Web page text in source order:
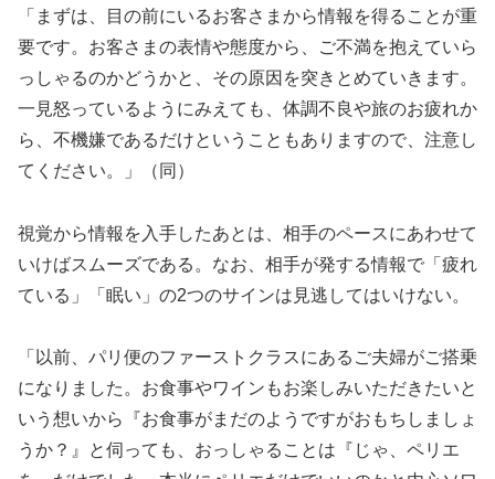
「まずは、目の前にいるお客さまから情報を得ることが重
要です。お客さまの表情や態度から、ご不満を抱えていら
っしゃるのかどうかと、その原因を突きとめていきます。
一見怒っているようにみえても、体調不良や旅のお疲れか
ら、不機嫌であるだけということもありますので、注意し
てください。」（同）
視覚から情報を入手したあとは、相手のペースにあわせて
いけばスムーズである。なお、相手が発する情報で「疲れ
ている」「眠い」の2つのサインは見逃してはいけない。
「以前、パリ便のファーストクラスにあるご夫婦がご搭乗
になりました。お食事やワインもお楽しみいただきたいと
いう想いから『お食事がまだのようですがおもちしましょ
うか？』と伺っても、おっしゃることは『じゃ、ペリエ